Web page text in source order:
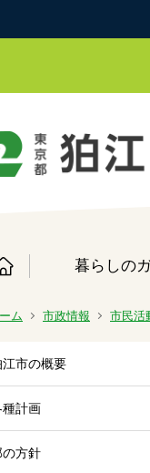
暮らしの
ム 市政情報 市民活
江市の概要
種計画
の方針